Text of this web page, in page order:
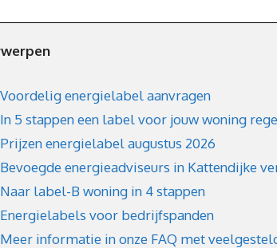
Voordelig energielabel aanvragen
In 5 stappen een label voor jouw woning
Prijzen energielabel augustus 2026
Bevoegde energieadviseurs in Kattendijke
Naar label-B woning in 4 stappen
Energielabels voor bedrijfspanden
Meer informatie in onze FAQ met